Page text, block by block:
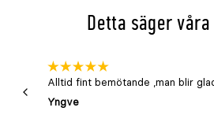
Detta säger
Alltid fint bemötande ,man blir glad
Yngve